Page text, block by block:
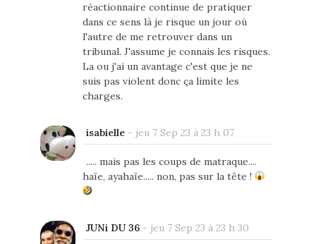
réactionnaire continue de pratiquer
dans ce sens là je risque un jour où
l'autre de me retrouver dans un
tribunal. J'assume je connais les risques.
La ou j'ai un avantage c'est que je ne
suis pas violent donc ça limite les
charges.
isabielle- jeu 7 Sep 23 à 23 h 07
..... mais pas les coups de matraque....
haïe, ayahaïe..... non, pas sur la tête !
JUNi DU 36- jeu 7 Sep 23 à 23 h 30